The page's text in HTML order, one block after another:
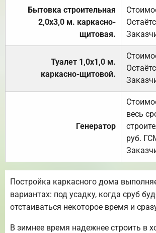
Бытовка строительная
2,0х3,0 м. каркасно-
щитовая.
Туалет 1,0х1,0 м.
каркасно-щитовой.
Генератор
весь
руб.
Постройка каркасного дома
вариантах: под усадку, когда сруб
отстаиваться некоторое время и
В зимнее время надежнее строить в